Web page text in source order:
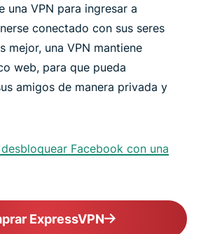
una VPN para ingresar a
conectado con sus seres
mejor, una VPN mantiene
web, para que pueda
amigos de manera privada y
Facebook con una
ExpressVPN